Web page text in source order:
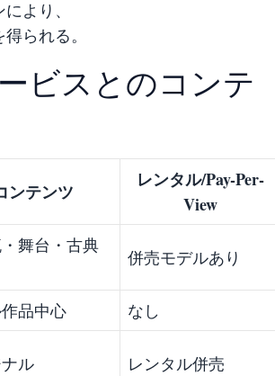
より、
られる。
ビスとのコンテ
ンテンツ
レンタル/Pay-Per-
View
舞台・古典
併売モデルあり
品中心
なし
ル レンタル併売